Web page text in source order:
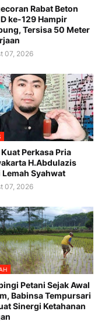
Rabat Beton
ke-129 Hampir
Tersisa 50 Meter
07, 2026
Perkasa Pria
H.Abdulazis
Lemah Syahwat
07, 2026
Petani Sejak Awal
Babinsa Tempursari
Sinergi Ketahanan